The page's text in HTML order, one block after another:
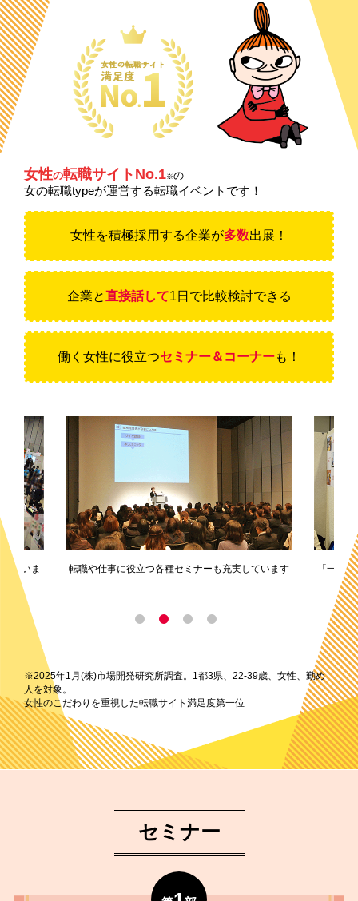
女性の転職サイトNo.1※の
女の転職typeが運営する転職イベントです！
女性を積極採用する企業が多数出展！
企業と直接話して1日で比較検討できる
働く女性に役立つセミナー＆コーナーも！
います
「一次面接スキップ」などの特別選考フローも設け
※2025年1月(株)市場開発研究所調査。1都3県、22-39歳、女性、勤め
人を対象。
女性のこだわりを重視した転職サイト満足度第一位
セミナー